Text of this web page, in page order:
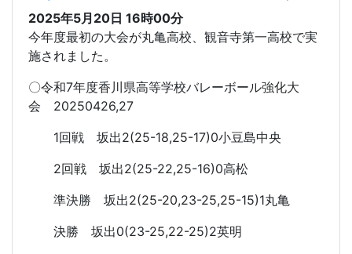
2025年5月20日 16時00分
今年度最初の大会が丸亀高校、観音寺第一高校で実
施されました。
〇令和7年度香川県高等学校バレーボール強化大
会 20250426,27
1回戦 坂出2(25-18,25-17)0小豆島中央
2回戦 坂出2(25-22,25-16)0高松
準決勝 坂出2(25-20,23-25,25-15)1丸亀
決勝 坂出0(23-25,22-25)2英明